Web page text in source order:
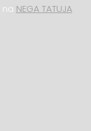
na NEGA TATUJA